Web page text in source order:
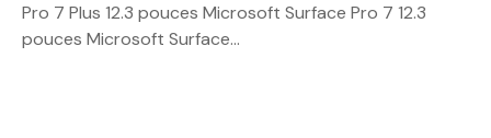
Pro 7 Plus 12.3 pouces Microsoft Surface Pro 7 12.3
pouces Microsoft Surface…